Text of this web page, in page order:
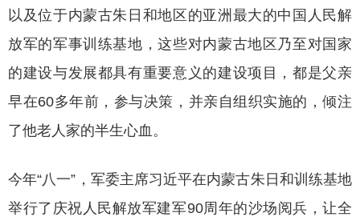
以及位于内蒙古朱日和地区的亚洲最大的中国人民解
放军的军事训练基地，这些对内蒙古地区乃至对国家
的建设与发展都具有重要意义的建设项目，都是父亲
早在60多年前，参与决策，并亲自组织实施的，倾注
了他老人家的半生心血。
今年“八一”，军委主席习近平在内蒙古朱日和训练基地
举行了庆祝人民解放军建军90周年的沙场阅兵，让全